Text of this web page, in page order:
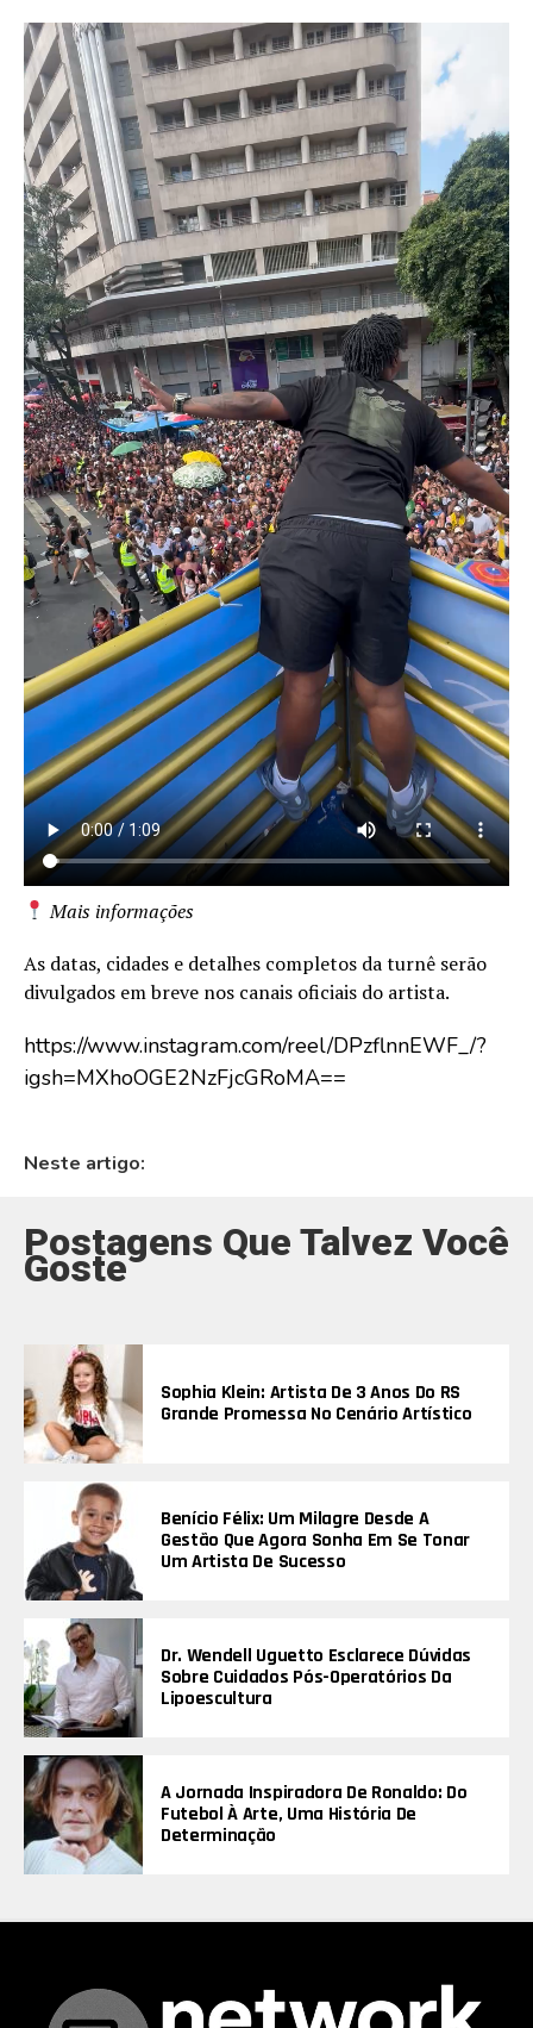
Mais informações
As datas, cidades e detalhes completos da turnê serão
divulgados em breve nos canais oficiais do artista.
https://www.instagram.com/reel/DPzflnnEWF_/?
igsh=MXhoOGE2NzFjcGRoMA==
Neste artigo:
Postagens Que Talvez Você
Goste
Sophia Klein: Artista De 3 Anos Do RS
Grande Promessa No Cenário Artístico
Benício Félix: Um Milagre Desde A
Gestão Que Agora Sonha Em Se Tonar
Um Artista De Sucesso
Dr. Wendell Uguetto Esclarece Dúvidas
Sobre Cuidados Pós-Operatórios Da
Lipoescultura
A Jornada Inspiradora De Ronaldo: Do
Futebol À Arte, Uma História De
Determinação